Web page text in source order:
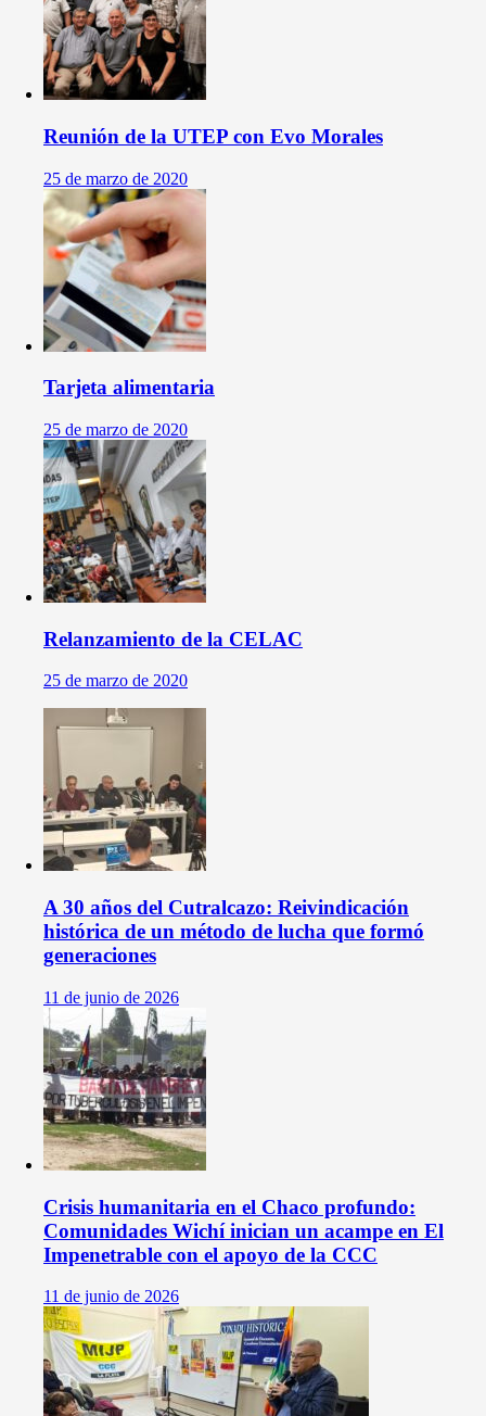
Reunión de la UTEP con Evo Morales
25 de marzo de 2020
Tarjeta alimentaria
25 de marzo de 2020
Relanzamiento de la CELAC
25 de marzo de 2020
A 30 años del Cutralcazo: Reivindicación
histórica de un método de lucha que formó
generaciones
11 de junio de 2026
Crisis humanitaria en el Chaco profundo:
Comunidades Wichí inician un acampe en El
Impenetrable con el apoyo de la CCC
11 de junio de 2026